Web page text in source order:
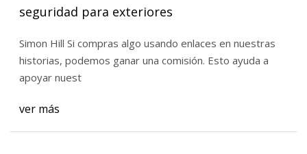
seguridad para exteriores
Simon Hill Si compras algo usando enlaces en nuestras
historias, podemos ganar una comisión. Esto ayuda a
apoyar nuest
ver más